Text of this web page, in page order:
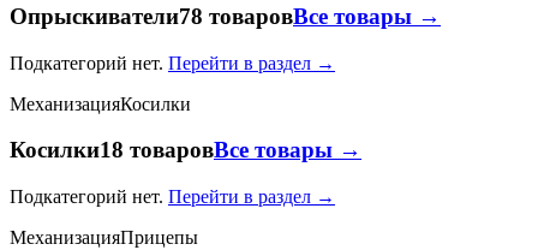
Опрыскиватели78 товаровВсе товары →
Подкатегорий нет. Перейти в раздел →
МеханизацияКосилки
Косилки18 товаровВсе товары →
Подкатегорий нет. Перейти в раздел →
МеханизацияПрицепы